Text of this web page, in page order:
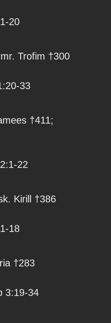
20
Trofim †300
33
†411;
22
Kirill †386
18
†283
3:19-34